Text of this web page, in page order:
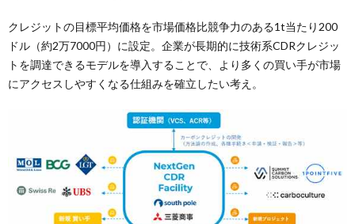
クレジットの目標平均価格を市場価格比競争力のある1t当たり200
ドル（約2万7000円）に設定。企業が長期的に技術系CDRクレジッ
トを調達できるモデルを導入することで、より多くの買い手が市場
にアクセスしやすくなる仕組みを確立したい考え。